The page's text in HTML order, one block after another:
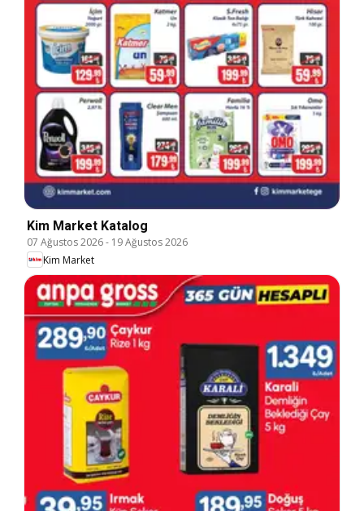
Kim Market Katalog
07 Ağustos 2026- 19 Ağustos 2026
Kim Market